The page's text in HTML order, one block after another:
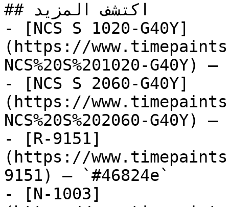
## اكتشف المزيد
- [NCS S 1020-G40Y]
(https://
NCS%20S%201020-G40Y)
- [NCS S 2060-G40Y]
(https://
NCS%20S%202060-G40Y)
- [R-9151]
(https://
9151) — `#46824e`
- [N-1003]